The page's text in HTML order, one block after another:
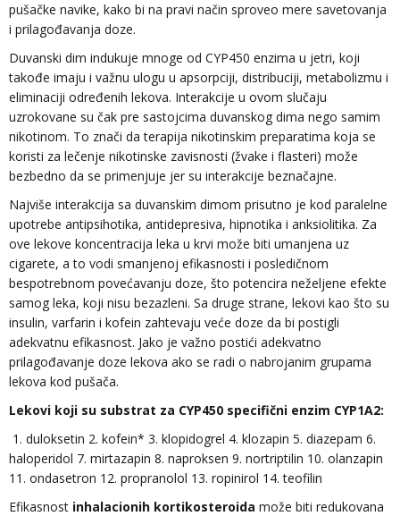
pušačke navike, kako bi na pravi način sproveo mere savetovanja
i prilagođavanja doze.
Duvanski dim indukuje mnoge od CYP450 enzima u jetri, koji
takođe imaju i važnu ulogu u apsorpciji, distribuciji, metabolizmu i
eliminaciji određenih lekova. Interakcije u ovom slučaju
uzrokovane su čak pre sastojcima duvanskog dima nego samim
nikotinom. To znači da terapija nikotinskim preparatima koja se
koristi za lečenje nikotinske zavisnosti (žvake i flasteri) može
bezbedno da se primenjuje jer su interakcije beznačajne.
Najviše interakcija sa duvanskim dimom prisutno je kod paralelne
upotrebe antipsihotika, antidepresiva, hipnotika i anksiolitika. Za
ove lekove koncentracija leka u krvi može biti umanjena uz
cigarete, a to vodi smanjenoj efikasnosti i posledičnom
bespotrebnom povećavanju doze, što potencira neželjene efekte
samog leka, koji nisu bezazleni. Sa druge strane, lekovi kao što su
insulin, varfarin i kofein zahtevaju veće doze da bi postigli
adekvatnu efikasnost. Jako je važno postići adekvatno
prilagođavanje doze lekova ako se radi o nabrojanim grupama
lekova kod pušača.
Lekovi koji su substrat za CYP450 specifični enzim CYP1A2:
1. duloksetin 2. kofein* 3. klopidogrel 4. klozapin 5. diazepam 6.
haloperidol 7. mirtazapin 8. naproksen 9. nortriptilin 10. olanzapin
11. ondasetron 12. propranolol 13. ropinirol 14. teofilin
Efikasnost inhalacionih kortikosteroida može biti redukovana